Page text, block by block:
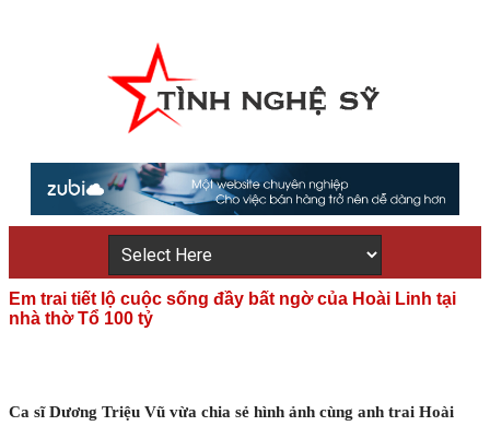
Em trai tiết lộ cuộc sống đầy bất ngờ của Hoài Linh tại
nhà thờ Tổ 100 tỷ
Ca sĩ Dương Triệu Vũ vừa chia sẻ hình ảnh cùng anh trai Hoài